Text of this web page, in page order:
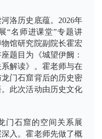
洛历史底蕴。2026年
“名师进课堂”专题讲
馆研究院副院长霍宏
题目为《城望伊阙：
解读》。霍老师与在
门石窟背后的历史密
此次活动由历史文化
门石窟的空间关系展
入。霍老师先做了概